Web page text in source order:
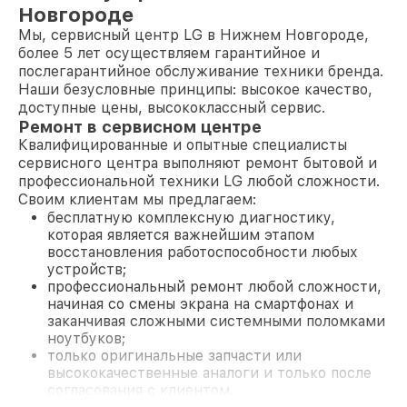
Новгороде
Мы, сервисный центр LG в Нижнем Новгороде,
более 5 лет осуществляем гарантийное и
послегарантийное обслуживание техники бренда.
Наши безусловные принципы: высокое качество,
доступные цены, высококлассный сервис.
Ремонт в сервисном центре
Квалифицированные и опытные специалисты
сервисного центра выполняют ремонт бытовой и
профессиональной техники LG любой сложности.
Своим клиентам мы предлагаем:
бесплатную комплексную диагностику,
которая является важнейшим этапом
восстановления работоспособности любых
устройств;
профессиональный ремонт любой сложности,
начиная со смены экрана на смартфонах и
заканчивая сложными системными поломками
ноутбуков;
только оригинальные запчасти или
высококачественные аналоги и только после
согласования с клиентом.